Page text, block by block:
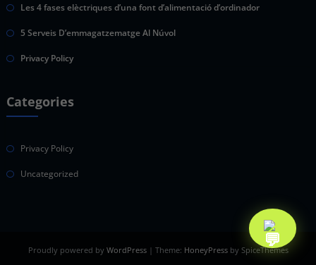
Les 4 fases elèctriques d’una font d’alimentació d’ordinador
5 Serveis D’emmagatzematge Al Núvol
Privacy Policy
Categories
Privacy Policy
Uncategorized
Proudly powered by WordPress| Theme: HoneyPressby SpiceThemes